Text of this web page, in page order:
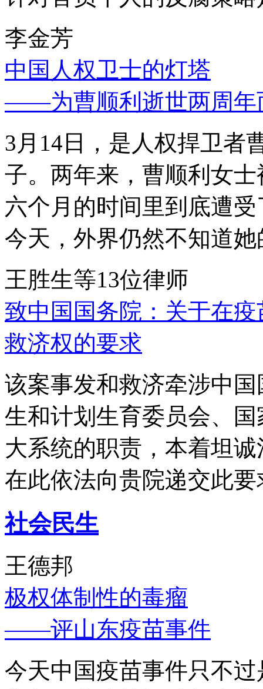
李金芳
中国人权卫士的灯塔
——为曹顺利逝世两周年
3月14日，是人权捍卫者
子。两年来，曹顺利女
六个月的时间里到底遭
今天，外界仍然不知道
王胜生等13位律师
致中国国务院：关于在
救济权的要求
该案事发和救济牵涉中
生和计划生育委员会、
大系统的职责，本着坦
在此依法向贵院递交此要
社会民生
王德邦
极权体制性的毒瘤
——评山东疫苗事件
今天中国疫苗事件只不